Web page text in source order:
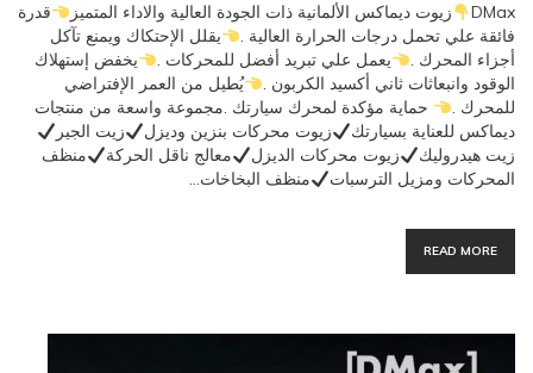
DMax زيوت ديماكس الألمانية ذات الجودة العالية والاداء المتميز
قدرة
فائقة علي تحمل درجات الحرارة العالية .
يقلل الإحتكاك ويمنع تآكل
أجزاء المحرك .
يعمل علي تبريد أفضل للمحركات .
يخفض إستهلاك
الوقود وانبعاثات ثاني أكسيد الكربون .
يُطيل من العمر الإفتراضي
للمحرك .
حماية مؤكدة لمحرك سيارتك .مجموعة واسعة من منتجات
ديماكس للعناية بسيارتك
زيوت محركات بنزين وديزل
زيت الجير
زيت هيدروليك
زيوت محركات الديزل معالج ناقل الحركة
منظف
المحركات ومزيل الترسبات
منظف البخاخات…
READ MORE